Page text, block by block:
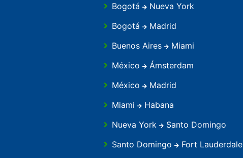
Bogotá
Nueva York
Bogotá
Madrid
Buenos Aires
Miami
México
Ámsterdam
México
Madrid
Miami
Habana
Nueva York
Santo Domingo
Santo Domingo
Fort Lauderdale